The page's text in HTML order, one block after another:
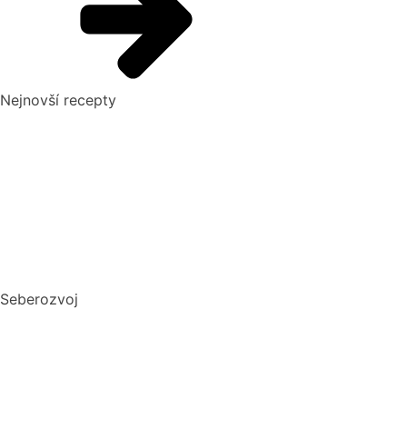
Nejnovší recepty
Seberozvoj